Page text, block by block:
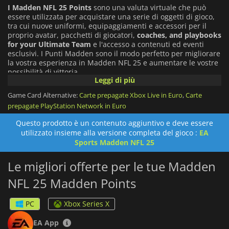
I Madden NFL 25 Points sono una valuta virtuale che può
essere utilizzata per acquistare una serie di oggetti di gioco,
tra cui nuove uniformi, equipaggiamenti e accessori per il
proprio avatar, pacchetti di giocatori, coaches, and playbooks
for your Ultimate Team e l'accesso a contenuti ed eventi
esclusivi. I Punti Madden sono il modo perfetto per migliorare
la vostra esperienza in Madden NFL 25 e aumentare le vostre
possibilità di vittoria.
Sono necessari Madden NFL 25 (venduto separatamente),
tutti gli aggiornamenti del gioco, una connessione a Internet e
un account EA.
Leggi di più
Game Card Alternative:Carte prepagate Xbox Live in Euro,Carte
prepagate PlayStation Network in Euro
Questo prodotto è un contenuto aggiuntivo e deve essere
utilizzato insieme alla versione completa del gioco : EA
Sports Madden NFL 25
Le migliori offerte per le tue Madden
NFL 25 Madden Points
PC
Xbox Series X
EA App